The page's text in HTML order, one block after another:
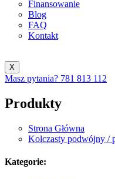
Finansowanie
Blog
FAQ
Kontakt
X
Masz pytania? 781 813 112
Produkty
Strona Główna
Kolczasty podwójny /
Kategorie: